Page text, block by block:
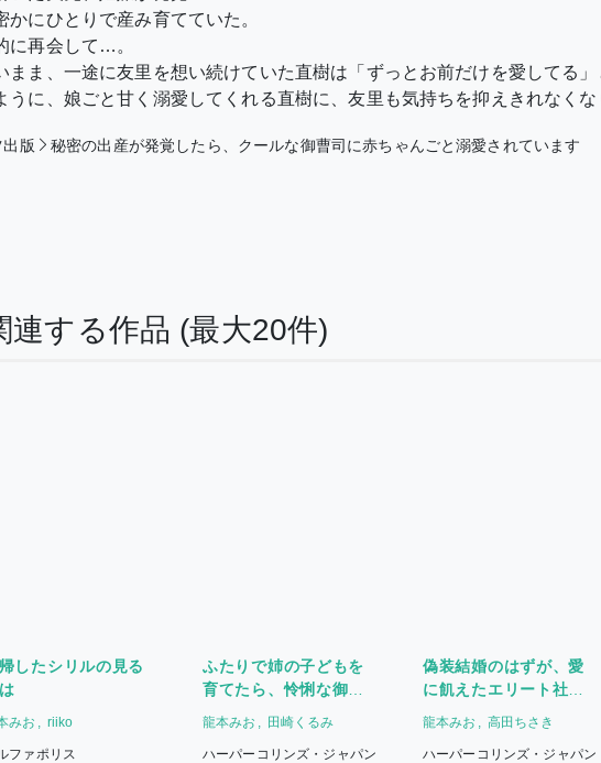
にひとりで産み育てていた。
に再会して…。
まま、一途に友里を想い続けていた直樹は「ずっとお前だけを愛してる」
うに、娘ごと甘く溺愛してくれる直樹に、友里も気持ちを抑えきれなく
出版 秘密の出産が発覚したら、クールな御曹司に赤ちゃんごと溺愛されています
連する作品 (最大20件)
したシリルの見る
みお riiko
ファポリス
ふたりで姉の子どもを
育てたら、怜悧な御曹
司から迸る最愛を思い
龍本みお 田崎くるみ
ハーパーコリンズ・ジャパン
偽装結婚のはずが、愛
に飢えたエリート社長
に美味しくいただかれ
龍本みお 高田ちさき
ハーパーコリンズ・ジャパン